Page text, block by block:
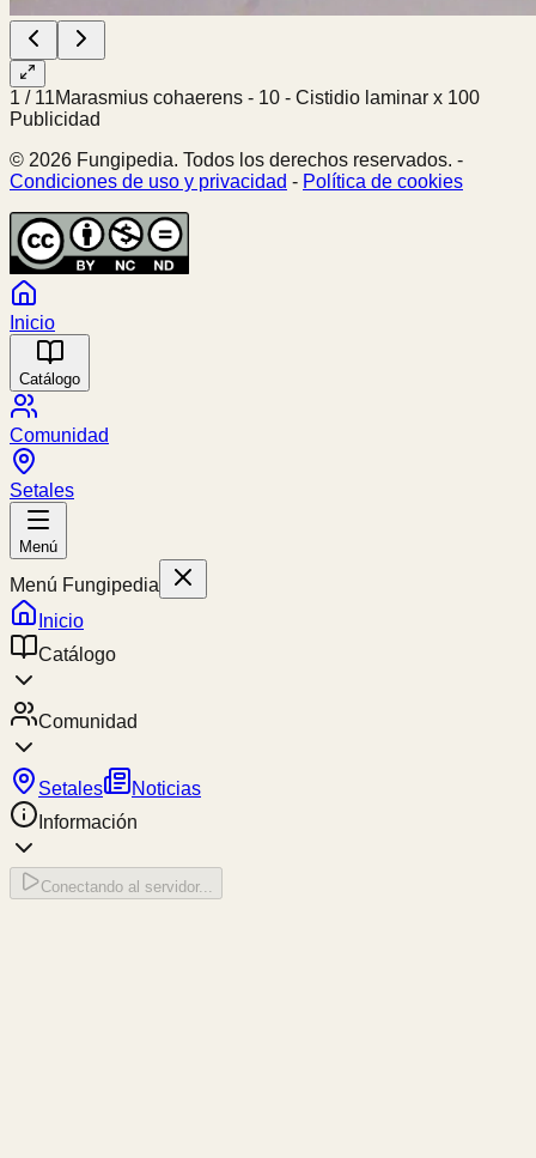
1 / 11Marasmius cohaerens - 10 - Cistidio laminar x 100
Publicidad
© 2026 Fungipedia. Todos los derechos reservados. -
Condiciones de uso y privacidad - Política de cookies
Inicio
Catálogo
Comunidad
Setales
Menú
Menú Fungipedia
Inicio
Catálogo
Comunidad
Setales
Noticias
Información
Conectando al servidor...